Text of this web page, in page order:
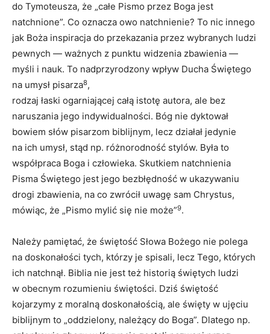
do Tymoteusza, że „całe Pismo przez Boga jest
natchnione”. Co oznacza owo natchnienie? To nic innego
jak Boża inspiracja do przekazania przez wybranych ludzi
pewnych — ważnych z punktu widzenia zbawienia —
myśli i nauk. To nadprzyrodzony wpływ Ducha Świętego
na umysł pisarza8,
rodzaj łaski ogarniającej całą istotę autora, ale bez
naruszania jego indywidualności. Bóg nie dyktował
bowiem słów pisarzom biblijnym, lecz działał jedynie
na ich umysł, stąd np. różnorodność stylów. Była to
współpraca Boga i człowieka. Skutkiem natchnienia
Pisma Świętego jest jego bezbłędność w ukazywaniu
drogi zbawienia, na co zwrócił uwagę sam Chrystus,
mówiąc, że „Pismo mylić się nie może”9.
Należy pamiętać, że świętość Słowa Bożego nie polega
na doskonałości tych, którzy je spisali, lecz Tego, których
ich natchnął. Biblia nie jest też historią świętych ludzi
w obecnym rozumieniu świętości. Dziś świętość
kojarzymy z moralną doskonałością, ale święty w ujęciu
biblijnym to „oddzielony, należący do Boga”. Dlatego np.